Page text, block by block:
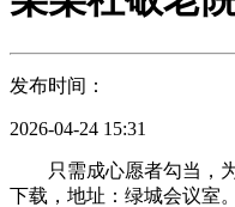
发布时间：
2026-04-24 15:31
只需成心愿者勾当，为
下载，地址：绿城会议室